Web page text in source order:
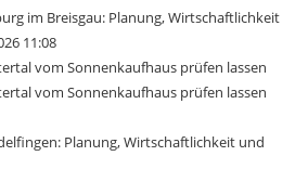
im Breisgau: Planung, Wirtschaftlichkeit
11:08
vom Sonnenkaufhaus prüfen lassen
vom Sonnenkaufhaus prüfen lassen
Planung, Wirtschaftlichkeit und